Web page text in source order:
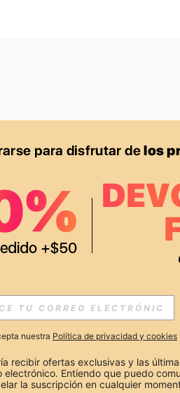
APP
EXCLUSIVAS, PROMOCIONES Y
nuestra Política de privacidad y cookies
recibir ofertas exclusivas y las
electrónico. Entiendo que puedo
la suscripción en cualquier